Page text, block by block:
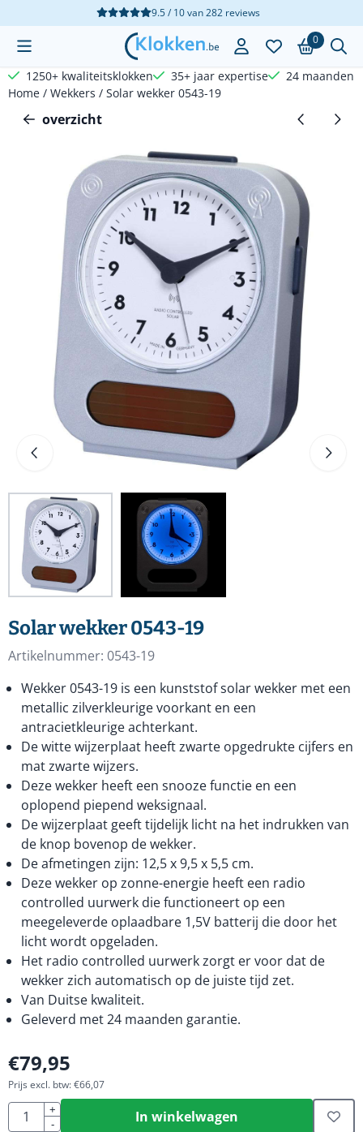
Cookievoorkeuren zijn beschikbaar. Kies instellingen of sta
9.5 / 10van282reviews
0
1250+ kwaliteitsklokken 35+ jaar expertise
24 maanden
Home / Wekkers / Solar wekker 0543-19
overzicht
Solar wekker 0543-19
Artikelnummer: 0543-19
Wekker 0543-19 is een kunststof solar wekker met een
metallic zilverkleurige voorkant en een
antracietkleurige achterkant.
De witte wijzerplaat heeft zwarte opgedrukte cijfers en
mat zwarte wijzers.
Deze wekker heeft een snooze functie en een
oplopend piepend weksignaal.
De wijzerplaat geeft tijdelijk licht na het indrukken van
de knop bovenop de wekker.
De afmetingen zijn: 12,5 x 9,5 x 5,5 cm.
Deze wekker op zonne-energie heeft een radio
controlled uurwerk die functioneert op een
meegeleverde oplaadbare 1,5V batterij die door het
licht wordt opgeladen.
Het radio controlled uurwerk zorgt er voor dat de
wekker zich automatisch op de juiste tijd zet.
Van Duitse kwaliteit.
Geleverd met 24 maanden garantie.
€79,95
Prijs excl. btw:€66,07
Aantal
+
-
In winkelwagen